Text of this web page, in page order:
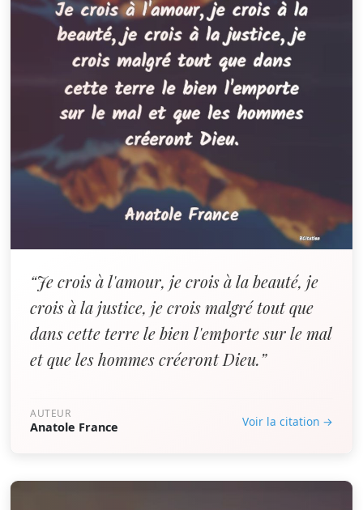
“Je crois à l'amour, je crois à la beauté, je
crois à la justice, je crois malgré tout que
dans cette terre le bien l'emporte sur le mal
et que les hommes créeront Dieu.”
AUTEUR
Anatole France Voir la citation →